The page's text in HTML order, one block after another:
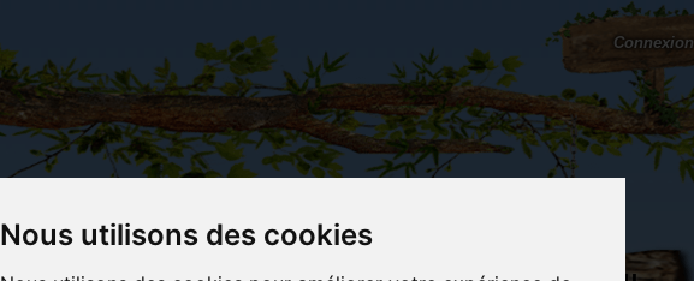
Nous utilisons des cookies
Connexion